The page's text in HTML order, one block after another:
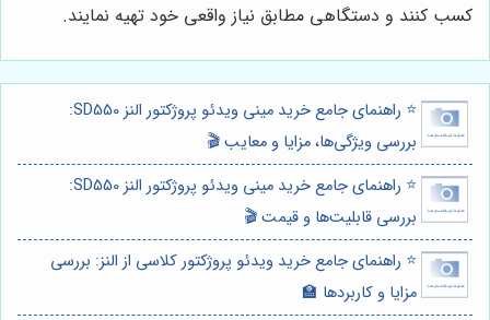
کسب کنند و دستگاهی مطابق نیاز واقعی خود تهیه نمایند.
⭐️ راهنمای جامع خرید مینی ویدئو پروژکتور النز SD550:
بررسی ویژگی‌ها، مزایا و معایب 🎬
⭐️ راهنمای جامع خرید مینی ویدئو پروژکتور النز SD550:
بررسی قابلیت‌ها و قیمت 🎬
⭐️ راهنمای جامع خرید ویدئو پروژکتور کلاسی از النز: بررسی
مزایا و کاربردها 🏫